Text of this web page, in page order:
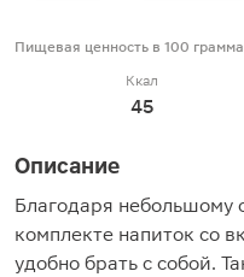
Пищевая ценность в 100
Ккал
45
Описание
Благодаря небольшому
комплекте напиток со
удобно брать с собой.